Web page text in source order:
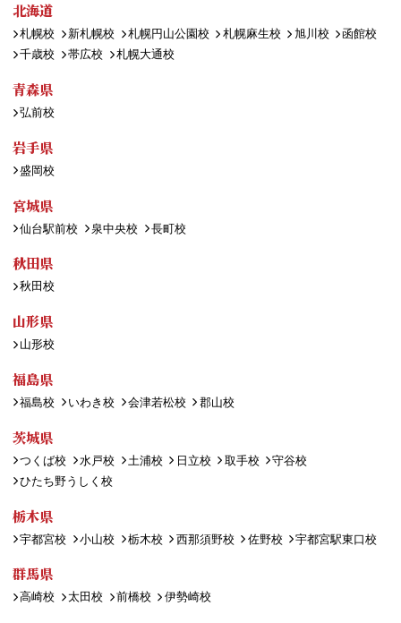
北海道
札幌校 新札幌校 札幌円山公園校 札幌麻生校 旭川校
函館校
千歳校
帯広校 札幌大通校
青森県
弘前校
岩手県
盛岡校
宮城県
仙台駅前校 泉中央校 長町校
秋田県
秋田校
山形県
山形校
福島県
福島校 いわき校 会津若松校 郡山校
茨城県
つくば校 水戸校 土浦校 日立校 取手校
守谷校
ひたち野うしく校
栃木県
宇都宮校 小山校 栃木校 西那須野校 佐野校 宇都宮駅東口校
群馬県
高崎校 太田校 前橋校 伊勢崎校